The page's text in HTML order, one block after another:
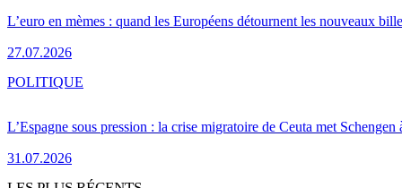
L’euro en mèmes : quand les Européens détournent les nouveaux
27.07.2026
L’Espagne sous pression : la crise migratoire de Ceuta met Schengen
31.07.2026
POLITIQUE